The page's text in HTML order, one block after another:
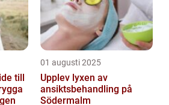
till
01 augusti 2025
Upplev lyxen av
ansiktsbehandling på
Södermalm